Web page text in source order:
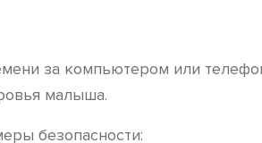
за компьютером или
малыша.
безопасности: